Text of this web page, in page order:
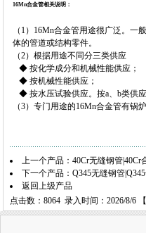
16Mn合金管相关说明：
（1）16Mn合金管用途很广泛。
体的管道或结构零件。
（2）根据用途不同分三类供应
◆ 按化学成分和机械性能供应；
◆ 按机械性能供应；
◆ 按水压试验供应。按a、b类供
（3）专门用途的16Mn合金管有锅
上一个产品： 40Cr无缝钢管|40Cr
下一个产品： Q345无缝钢管
返回上级产品
点击数：8064 录入时间：2026/8/6 【